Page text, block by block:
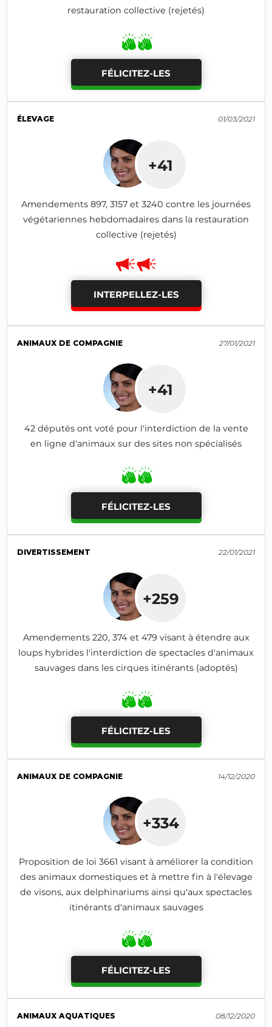
restauration collective (rejetés)
FÉLICITEZ-LES
ÉLEVAGE 01/03/2021
+41
Amendements 897, 3157 et 3240 contre les journées
végétariennes hebdomadaires dans la restauration
collective (rejetés)
INTERPELLEZ-LES
ANIMAUX DE COMPAGNIE 27/01/2021
+41
42 députés ont voté pour l'interdiction de la vente
en ligne d'animaux sur des sites non spécialisés
FÉLICITEZ-LES
DIVERTISSEMENT 22/01/2021
+259
Amendements 220, 374 et 479 visant à étendre aux
loups hybrides l'interdiction de spectacles d'animaux
sauvages dans les cirques itinérants (adoptés)
FÉLICITEZ-LES
ANIMAUX DE COMPAGNIE 14/12/2020
+334
Proposition de loi 3661 visant à améliorer la condition
des animaux domestiques et à mettre fin à l'élevage
de visons, aux delphinariums ainsi qu'aux spectacles
itinérants d'animaux sauvages
FÉLICITEZ-LES
ANIMAUX AQUATIQUES 08/12/2020